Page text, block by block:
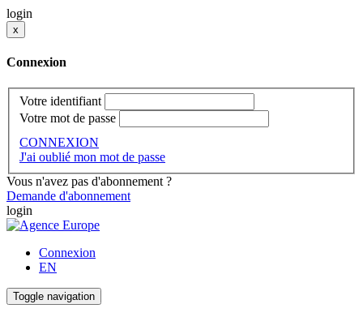
login
x
Connexion
Votre identifiant
Votre mot de passe
CONNEXION
J'ai oublié mon mot de passe
Vous n'avez pas d'abonnement ?
Demande d'abonnement
login
Connexion
EN
Toggle navigation